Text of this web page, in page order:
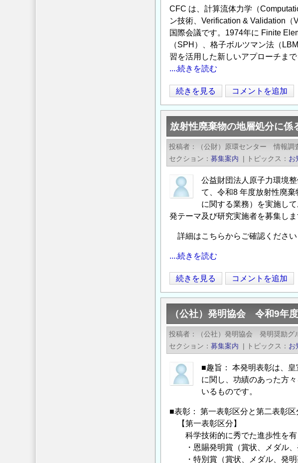
開
発
の
最
前
線
国
際
支
援・
受
容
の
ゆ
く
開
の
ご
内
の
ー
シ
ョ
ン
協
働
連
携
事
業
（NEXUS）
日
ー
ィ
リ
ピ
「防
レ
ジ
リ
エ
ン
ス」
分
野
2026
年
度
際
共
CFC は、計算流体力学（
ン技術、Verification & Validation
国際会議です。1974年に Finite
（SPH）、格子ボルツマン法（
習を活用した新しいアプローチま
....続きを読む
国
際
会
議
CFC
ア
ブ
ス
ラ
ト
募
の
ご
案
内
【締
切
延
長：
2026
月
28
（火）】
続きを見る コメントを追加
放射性廃棄物の地層処分に係
投稿者 （公財）原環センター 情報調
セクション
募集案内 | トピックス お
公益財団法人原子力環境
て、令和8 年度放射性廃
に関する業務）を実施し
発テーマ及び研究実施者を募集しま
詳細はこちらからご確認ください
....続きを読む
放
射
性
廃
棄
の
地
層
に
係
続きを見る コメントを追加
（公社）発明協会 令和9年
投稿者 （公社）発明協会 発明奨励グ
セクション
募集案内 | トピックス お
■趣旨： 本発明表彰は、
に関し、功績のあった方
いるものです。
■表彰： 第一表彰区分と第二表彰
【第一表彰区分】
科学技術的に秀でた進歩性を有
・恩賜発明賞（賞状、メダル、
・特別賞（賞状、メダル、発明